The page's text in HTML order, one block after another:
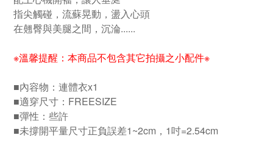
指尖觸碰，流蘇晃動，盪入心頭
在翹臀與美腿之間，沉淪......
※溫馨提醒：本商品不包含其它拍攝之小配件※
■內容物：連體衣x1
■適穿尺寸：FREESIZE
■彈性：些許
■未撐開平量尺寸正負誤差1~2cm，1吋=2.54cm